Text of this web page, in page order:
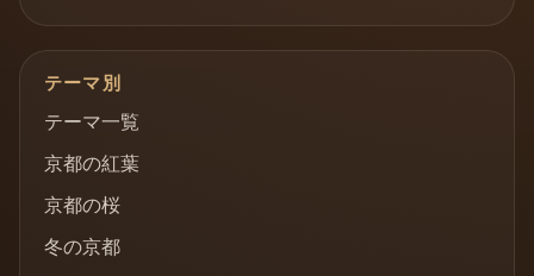
テーマ別
テーマ一覧
京都の紅葉
京都の桜
冬の京都